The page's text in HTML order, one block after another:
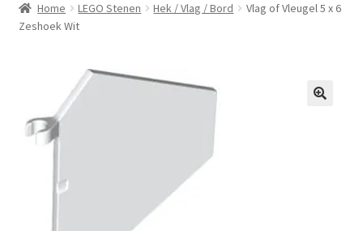
Afrekenen
Zoekhulp
Home LEGO Stenen Hek / Vlag / Bord
Vlag of Vleugel 5 x 6
Zeshoek Wit